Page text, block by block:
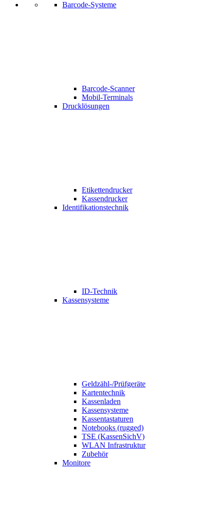
Barcode-Systeme
Barcode-Scanner
Mobil-Terminals
Drucklösungen
Etikettendrucker
Kassendrucker
Identifikationstechnik
ID-Technik
Kassensysteme
Geldzähl-/Prüfgeräte
Kartentechnik
Kassenladen
Kassensysteme
Kassentastaturen
Notebooks (rugged)
TSE (KassenSichV)
WLAN Infrastruktur
Zubehör
Monitore